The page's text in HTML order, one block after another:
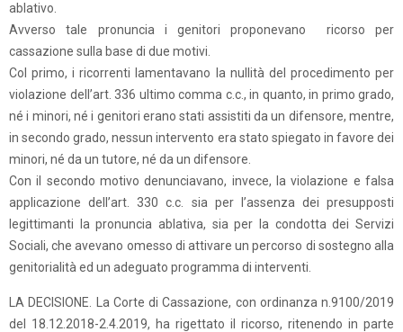
ablativo.
Avverso tale pronuncia i genitori proponevano ricorso per
cassazione sulla base di due motivi.
Col primo, i ricorrenti lamentavano la nullità del procedimento per
violazione dell’art. 336 ultimo comma c.c., in quanto, in primo grado,
né i minori, né i genitori erano stati assistiti da un difensore, mentre,
in secondo grado, nessun intervento era stato spiegato in favore dei
minori, né da un tutore, né da un difensore.
Con il secondo motivo denunciavano, invece, la violazione e falsa
applicazione dell’art. 330 c.c. sia per l’assenza dei presupposti
legittimanti la pronuncia ablativa, sia per la condotta dei Servizi
Sociali, che avevano omesso di attivare un percorso di sostegno alla
genitorialità ed un adeguato programma di interventi.
LA DECISIONE. La Corte di Cassazione, con ordinanza n.9100/2019
del 18.12.2018-2.4.2019, ha rigettato il ricorso, ritenendo in parte